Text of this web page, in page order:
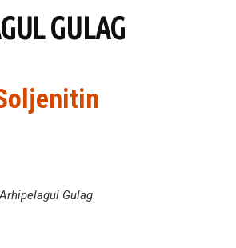
GULAG
Arhipelagul Gulag.